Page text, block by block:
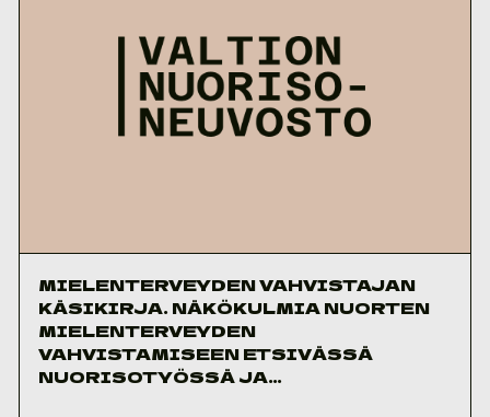
MIELENTERVEYDEN VAHVISTAJAN
KÄSIKIRJA. NÄKÖKULMIA NUORTEN
MIELENTERVEYDEN
VAHVISTAMISEEN ETSIVÄSSÄ
NUORISOTYÖSSÄ JA